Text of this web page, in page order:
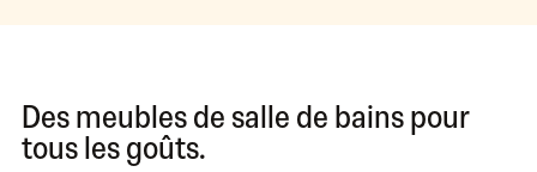
Des meubles de salle de bains pour
tous les goûts.